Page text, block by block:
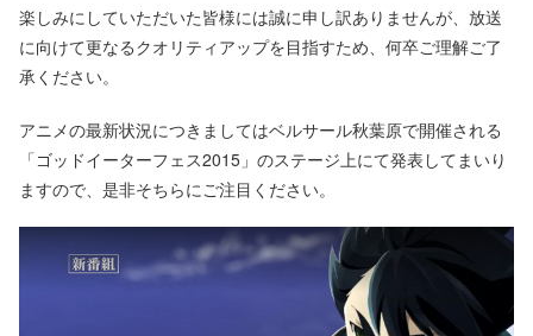
楽しみにしていただいた皆様には誠に申し訳ありませんが、放送
に向けて更なるクオリティアップを目指すため、何卒ご理解ご了
承ください。
アニメの最新状況につきましてはベルサール秋葉原で開催される
「ゴッドイーターフェス2015」のステージ上にて発表してまいり
ますので、是非そちらにご注目ください。